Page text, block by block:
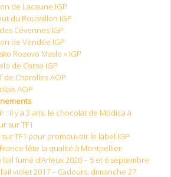
de Lacaune IGP
du Roussillon IGP
Cévennes IGP
de Vendée IGP
Rozovo Maslo » IGP
de Corse IGP
de Charolles AOP
AOP
: il y a 3 ans, le chocolat de Modica à
sur TF1
TF1 pour promouvoir le label IGP
fête la qualité à Montpellier
l’ail fumé d’Arleux 2020 – 5 et 6 septembre
violet 2017 – Cadours, dimanche 27